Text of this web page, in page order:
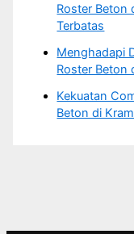
Roster Beton
Terbatas
Menghadapi
Roster Beton
Kekuatan
Beton di